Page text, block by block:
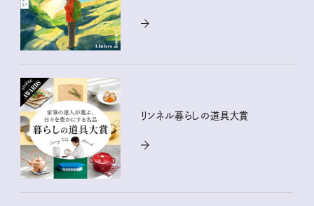
リンネル暮らしの道具大賞